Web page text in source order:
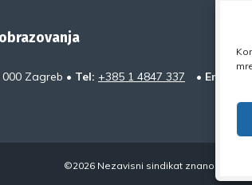
000 Zagreb • Tel: +385 1 4847 337 • Email:
©2026 Nezavisni sindikat znanosti i